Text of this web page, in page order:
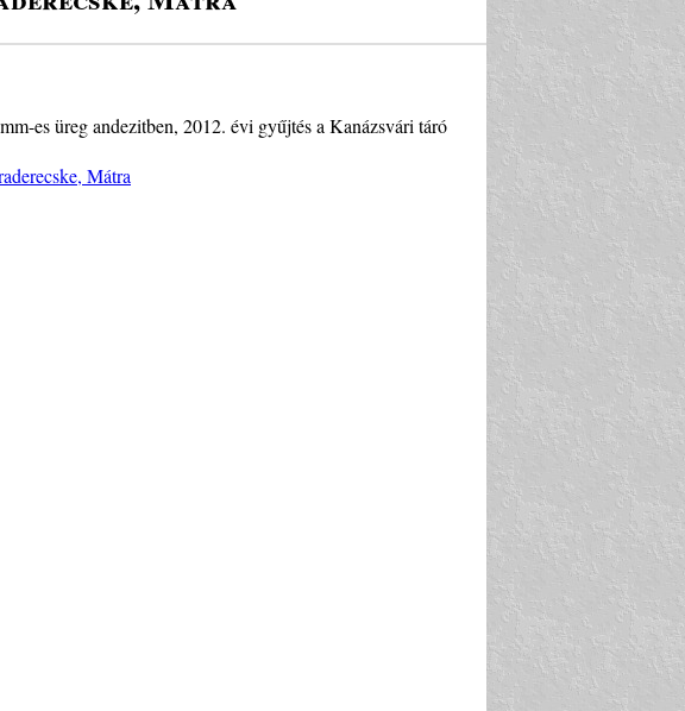
es üreg andezitben, 2012. évi gyűjtés a Kanázsvári táró
Mátra